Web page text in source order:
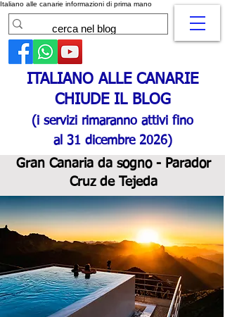
Italiano alle canarie informazioni di prima mano
ITALIANO ALLE CANARIE
CHIUDE IL BLOG
(i servizi rimaranno attivi fino
al 31 dicembre 2026)
Gran Canaria da sogno - Parador
Cruz de Tejeda